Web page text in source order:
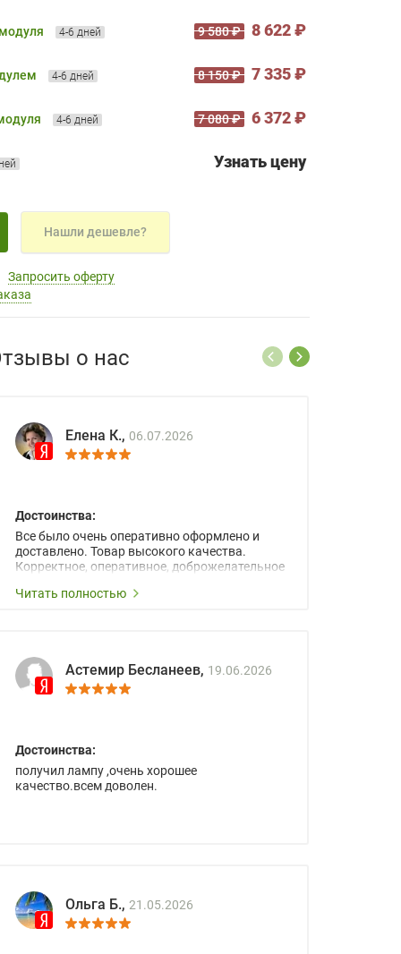
4-6 дней 9 580 ₽ 8 622 ₽
4-6 дней 8 150 ₽ 7 335 ₽
4-6 дней 7 080 ₽ 6 372 ₽
Узнать цену
Нашли дешевле?
Запросить оферту
о нас
Елена К., 06.07.2026
Достоинства:
Все было очень оперативно оформлено и
доставлено. Товар высокого качества.
Корректное, оперативное, доброжелательное
Читать полностью
Астемир Бесланеев, 19.06.2026
Достоинства:
получил лампу ,очень хорошее
качество.всем доволен.
Ольга Б., 21.05.2026